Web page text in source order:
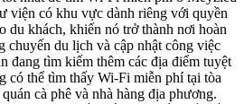
viện có khu vực dành riêng với quyền
du khách, khiến nó trở thành nơi hoàn
chuyến du lịch và cập nhật công việc
đang tìm kiếm thêm các địa điểm tuyệt
có thể tìm thấy Wi-Fi miễn phí tại tòa
cà phê và nhà hàng địa phương.